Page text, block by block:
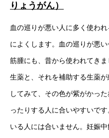
りょうがん）
血の巡りが悪い人に多く使わ
によくします。血の巡りが悪
筋腫にも、昔から使われてき
生薬と、それを補助する生薬
してみて、その色が紫がかっ
ったりする人に合いやすいで
いる人には合いません。妊娠